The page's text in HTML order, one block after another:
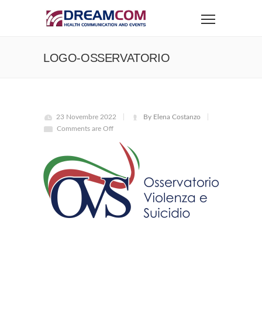
LOGO-OSSERVATORIO
23 Novembre 2022
By Elena Costanzo
Comments are Off